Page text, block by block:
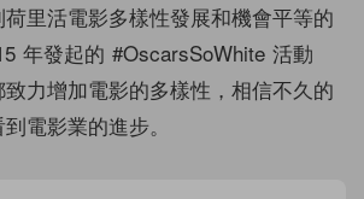
里活電影多樣性發展和機會平等的
年發起的 #OscarsSoWhite 活動
力增加電影的多樣性，相信不久的
電影業的進步。